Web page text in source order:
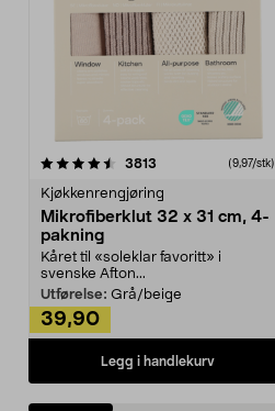
3813 anmeldelser(9,97/stk)
Kjøkkenrengjøring
Mikrofiberklut 32 x 31 cm, 4-
pakning
Kåret til «soleklar favoritt» i
svenske Afton...
Utførelse: Grå/beige
39,90
Legg i handlekurv
4.5av 5 stjerner